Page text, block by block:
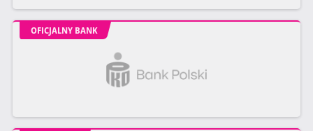
OFICJALNY BANK